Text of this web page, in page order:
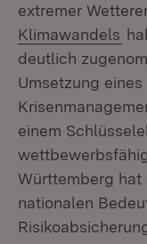
extremer
Klimawandels
deutlich
Umsetzung
einem
Württemberg
nationalen